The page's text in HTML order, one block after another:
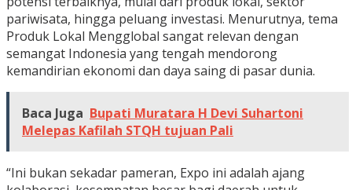
pariwisata, hingga peluang investasi. Menurutnya, tema
Produk Lokal Mengglobal sangat relevan dengan
semangat Indonesia yang tengah mendorong
kemandirian ekonomi dan daya saing di pasar dunia.
Baca Juga Bupati Muratara H Devi Suhartoni
Melepas Kafilah STQH tujuan Pali
“Ini bukan sekadar pameran, Expo ini adalah ajang